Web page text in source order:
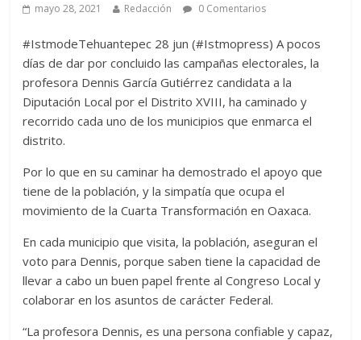
mayo 28, 2021 Redacción 0 Comentarios
#IstmodeTehuantepec 28 jun (#Istmopress) A pocos
días de dar por concluido las campañas electorales, la
profesora Dennis García Gutiérrez candidata a la
Diputación Local por el Distrito XVIII, ha caminado y
recorrido cada uno de los municipios que enmarca el
distrito.
Por lo que en su caminar ha demostrado el apoyo que
tiene de la población, y la simpatía que ocupa el
movimiento de la Cuarta Transformación en Oaxaca.
En cada municipio que visita, la población, aseguran el
voto para Dennis, porque saben tiene la capacidad de
llevar a cabo un buen papel frente al Congreso Local y
colaborar en los asuntos de carácter Federal.
“La profesora Dennis, es una persona confiable y capaz,